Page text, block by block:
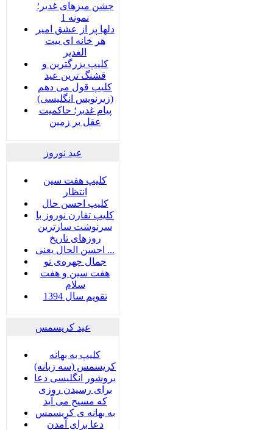
جشن میزهای غدیر؛
نمونه 1
دلها پر از عشق امیر
هر خانه ای بیت
الغدیر
کلیپ بزرگترین و
قشنگ ترین عید
کلیپ قول می دهم
(زیرنویس انگلیسی)
پیام غدیر؛ حاکمیت
عقل بر زمین
عید نوروز
کلیپ هفت سین
انتظار
کلیپ احسن حال
کلیپ تقارن نوروز با
سرنوشت سازترین
روزهای تاریخ
احسن الحال یعنی ...
جمال چهره‌ی تو
هفت سين و هفت
سلام
تقویم سال 1394
عید کریسمس
کلیپ به بهانه
کریسمس (سه زبانه)
بروشور انگلیسی دعا
برای رسیدن روزی
که مسیح می آید
به بهانه ی کریسمس
دعا برای آمدن